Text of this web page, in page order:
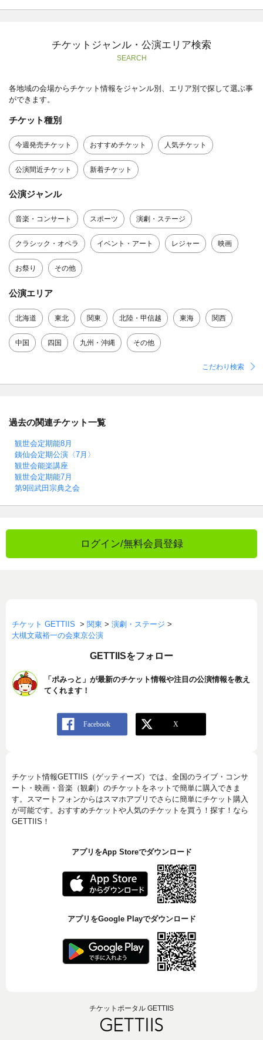
チケットジャンル・公演エリア検索
SEARCH
各地域の会場からチケット情報をジャンル別、エリア別で探して選ぶ事
ができます。
チケット種別
今週発売チケット おすすめチケット 人気チケット
公演間近チケット 新着チケット
公演ジャンル
音楽・コンサート スポーツ 演劇・ステージ
クラシック・オペラ イベント・アート レジャー 映画
お祭り その他
公演エリア
北海道 東北 関東 北陸・甲信越 東海 関西
中国 四国 九州・沖縄 その他
こだわり検索
過去の関連チケット一覧
観世会定期能8月
銕仙会定期公演〈7月〉
観世会能楽講座
観世会定期能7月
第9回武田宗典之会
ログイン/無料会員登録
チケット GETTIIS > 関東 > 演劇・ステージ >
大槻文蔵裕一の会東京公演
GETTIISをフォロー
「ポみっと」が最新のチケット情報や注目の公演情報を教え
てくれます！
チケット情報GETTIIS（ゲッティーズ）では、全国のライブ・コンサ
ート・映画・音楽（観劇）のチケットをネットで簡単に購入できま
す。スマートフォンからはスマホアプリでさらに簡単にチケット購入
が可能です。おすすめチケットや人気のチケットを買う！探す！なら
GETTIIS！
アプリをApp Storeでダウンロード
アプリをGoogle Playでダウンロード
チケットポータル GETTIIS